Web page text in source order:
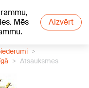
Mēs
Aizvērt
Atsauksmes